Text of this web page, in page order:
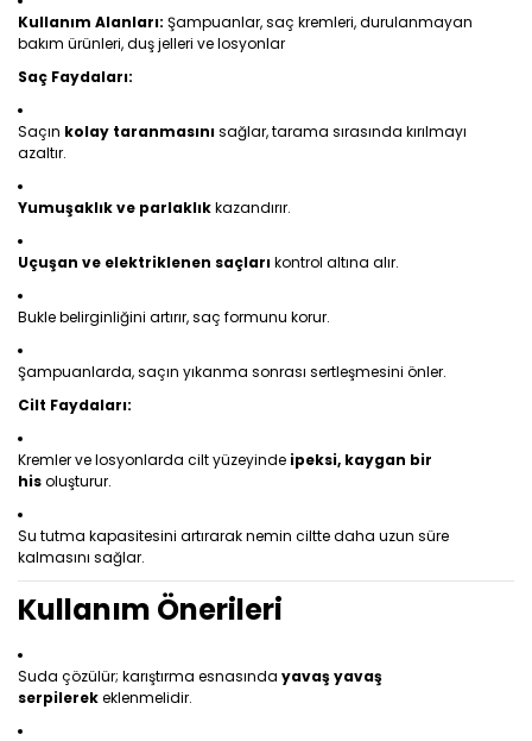
Kullanım Alanları: Şampuanlar, saç kremleri, durulanmayan
bakım ürünleri, duş jelleri ve losyonlar
Saç Faydaları:
Saçın kolay taranmasınısağlar, tarama sırasında kırılmayı
azaltır.
Yumuşaklık ve parlaklıkkazandırır.
Uçuşan ve elektriklenen saçlarıkontrol altına alır.
Bukle belirginliğini artırır, saç formunu korur.
Şampuanlarda, saçın yıkanma sonrası sertleşmesini önler.
Cilt Faydaları:
Kremler ve losyonlarda cilt yüzeyinde ipeksi, kaygan bir
hisoluşturur.
Su tutma kapasitesini artırarak nemin ciltte daha uzun süre
kalmasını sağlar.
Kullanım Önerileri
Suda çözülür; karıştırma esnasında yavaş yavaş
serpilerekeklenmelidir.